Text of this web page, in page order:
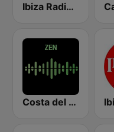
Ibiza Radios - Chill
Costa del Mar Zen